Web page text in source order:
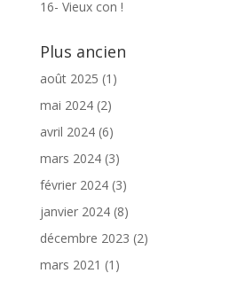
16- Vieux con !
Plus ancien
août 2025 (1)
mai 2024(2)
avril 2024(6)
mars 2024(3)
février 2024(3)
janvier 2024(8)
décembre 2023 (2)
mars 2021 (1)